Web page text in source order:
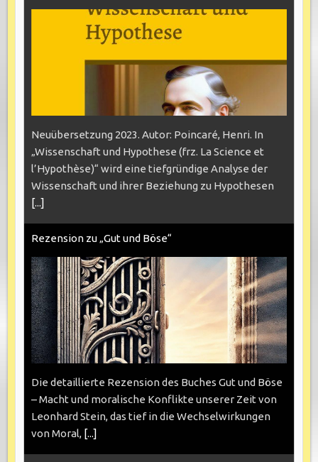
Neuübersetzung 2023. Autor: Poincaré, Henri. In
„Wissenschaft und Hypothese (frz. La Science et
l’Hypothèse)“ wird eine tiefgründige Analyse der
Wissenschaft und ihrer Beziehung zu Hypothesen
[...]
Rezension zu „Gut und Böse“
Die detaillierte Rezension des Buches Gut und Böse
– Macht und moralische Konflikte unserer Zeit von
Leonhard Stein, das tief in die Wechselwirkungen
von Moral, [...]